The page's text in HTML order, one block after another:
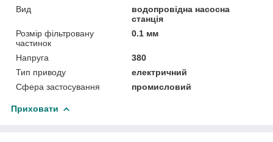
Вид
водопровідна насосна
станція
Розмір фільтровану
частинок
0.1 мм
Напруга
380
Тип приводу
електричний
Сфера застосування
промисловий
Приховати